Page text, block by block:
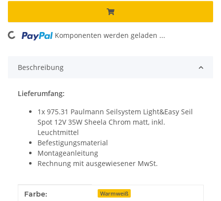
Loading... Komponenten werden geladen ...
Beschreibung
Lieferumfang:
1x 975.31 Paulmann Seilsystem Light&Easy Seil
Spot 12V 35W Sheela Chrom matt, inkl.
Leuchtmittel
Befestigungsmaterial
Montageanleitung
Rechnung mit ausgewiesener MwSt.
Produkteigenschaft
Wert
Farbe: Warmweiß